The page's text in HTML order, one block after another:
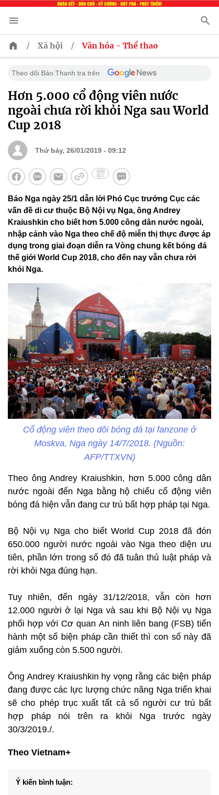
/ Xã hội / Văn hóa - Thể thao
Theo dõi Báo Thanh tra trên
Hơn 5.000 cổ động viên nước
ngoài chưa rời khỏi Nga sau World
Cup 2018
Thứ bảy, 26/01/2019 - 09:12
Báo Nga ngày 25/1 dẫn lời Phó Cục trưởng Cục các
vấn đề di cư thuộc Bộ Nội vụ Nga, ông Andrey
Kraiushkin cho biết hơn 5.000 công dân nước ngoài,
nhập cảnh vào Nga theo chế độ miễn thị thực được áp
dụng trong giai đoạn diễn ra Vòng chung kết bóng đá
thế giới World Cup 2018, cho đến nay vẫn chưa rời
khỏi Nga.
Cổ động viên theo dõi bóng đá tại fanzone ở
Moskva, Nga ngày 14/7/2018. (Nguồn:
AFP/TTXVN)
Theo ông Andrey Kraiushkin, hơn 5.000 công dân
nước ngoài đến Nga bằng hộ chiếu cổ động viên
bóng đá hiện vẫn đang cư trú bất hợp pháp tại Nga.
Bộ Nội vụ Nga cho biết World Cup 2018 đã đón
650.000 người nước ngoài vào Nga theo diện ưu
tiên, phần lớn trong số đó đã tuân thủ luật pháp và
rời khỏi Nga đúng hạn.
Tuy nhiên, đến ngày 31/12/2018, vẫn còn hơn
12.000 người ở lại Nga và sau khi Bộ Nội vụ Nga
phối hợp với Cơ quan An ninh liên bang (FSB) tiến
hành một số biện pháp cần thiết thì con số này đã
giảm xuống còn 5.500 người.
Ông Andrey Kraiushkin hy vọng rằng các biện pháp
đang được các lực lượng chức năng Nga triển khai
sẽ cho phép trục xuất tất cả số người cư trú bất
hợp pháp nói trên ra khỏi Nga trước ngày
30/3/2019./.
Theo Vietnam+
Ý kiến bình luận: